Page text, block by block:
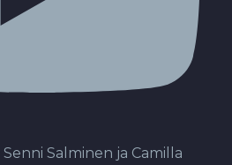
Salminen ja Camilla